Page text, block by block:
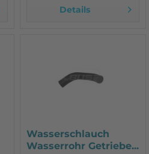
Details
Wasserschlauch
Wasserrohr Getriebe...